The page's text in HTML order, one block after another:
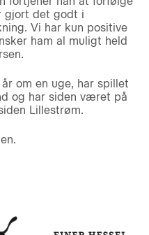
gjort det godt i
Vi har kun positive
ham al muligt held
om en uge, har spillet
og har siden været på
Lillestrøm.